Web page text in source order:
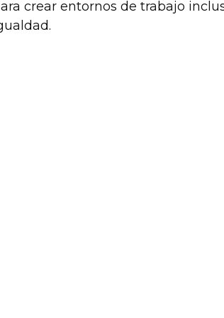
crear entornos de trabajo